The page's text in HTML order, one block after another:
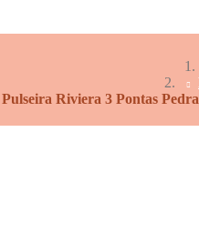
Pulseira Riviera 3 Pontas